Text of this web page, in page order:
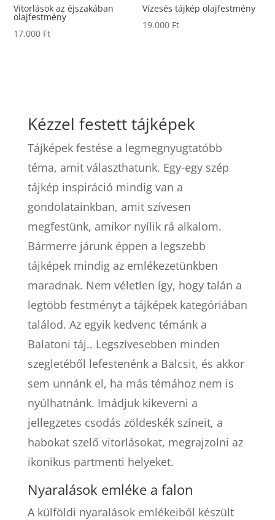
Vitorlások az éjszakában
olajfestmény
17.000 Ft
Vízesés tájkép olajfestmény
19.000 Ft
Kézzel festett tájképek
Tájképek festése a legmegnyugtatóbb
téma, amit választhatunk. Egy-egy szép
tájkép inspiráció mindig van a
gondolatainkban, amit szívesen
megfestünk, amikor nyílik rá alkalom.
Bármerre járunk éppen a legszebb
tájképek mindig az emlékezetünkben
maradnak. Nem véletlen így, hogy talán a
legtöbb festményt a tájképek kategóriában
találod. Az egyik kedvenc témánk a
Balatoni táj.. Legszívesebben minden
szegletéből lefestenénk a Balcsit, és akkor
sem unnánk el, ha más témához nem is
nyúlhatnánk. Imádjuk kikeverni a
jellegzetes csodás zöldeskék színeit, a
habokat szelő vitorlásokat, megrajzolni az
ikonikus partmenti helyeket.
Nyaralások emléke a falon
A külföldi nyaralások emlékeiből készült